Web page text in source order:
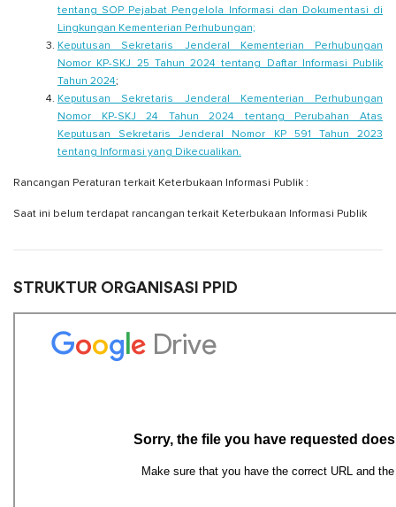
tentang SOP Pejabat Pengelola Informasi dan Dokumentasi di
Lingkungan Kementerian Perhubungan;
Keputusan Sekretaris Jenderal Kementerian Perhubungan
Nomor KP-SKJ 25 Tahun 2024 tentang Daftar Informasi Publik
Tahun 2024;
Keputusan Sekretaris Jenderal Kementerian Perhubungan
Nomor KP-SKJ 24 Tahun 2024 tentang Perubahan Atas
Keputusan Sekretaris Jenderal Nomor KP 591 Tahun 2023
tentang Informasi yang Dikecualikan.
Rancangan Peraturan terkait Keterbukaan Informasi Publik :
Saat ini belum terdapat rancangan terkait Keterbukaan Informasi Publik
STRUKTUR ORGANISASI PPID